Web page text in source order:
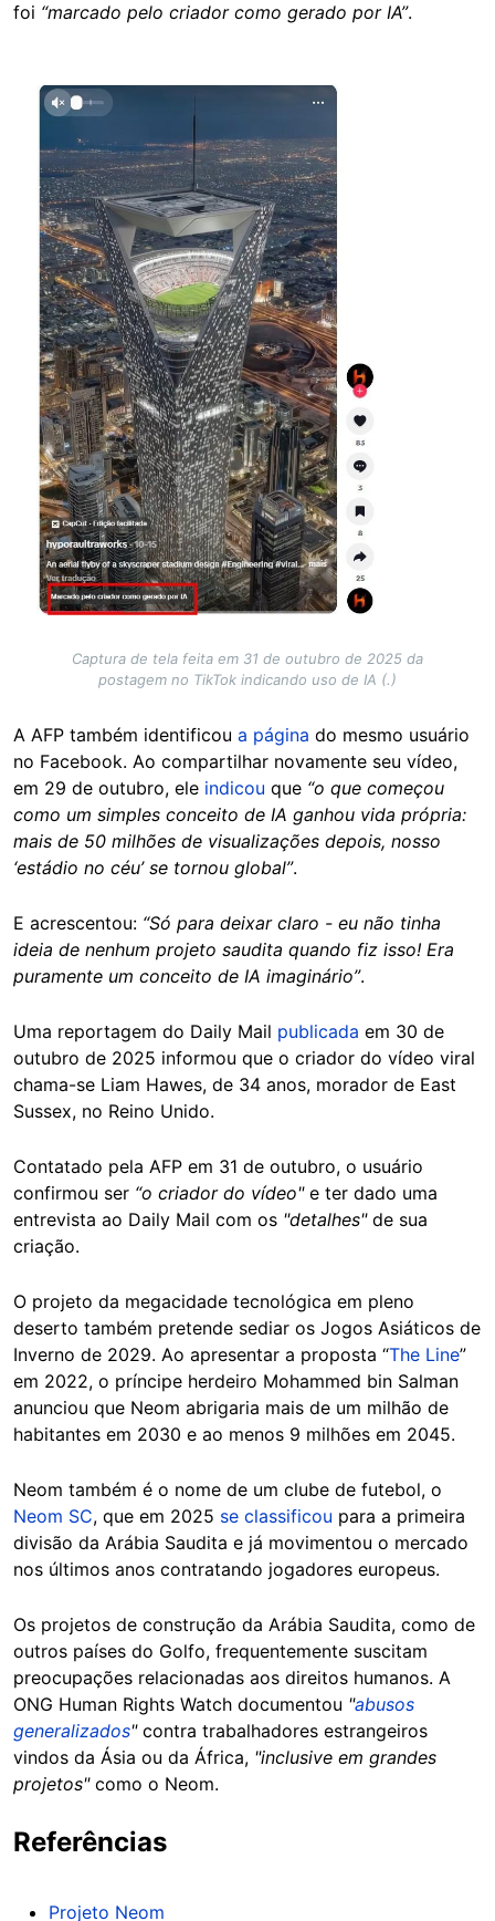
foi “marcado pelo criador como gerado por IA”.
Image
Captura de tela feita em 31 de outubro de 2025 da
postagem no TikTok indicando uso de IA (.)
A AFP também identificou a página do mesmo usuário
no Facebook. Ao compartilhar novamente seu vídeo,
em 29 de outubro, ele indicou que “o que começou
como um simples conceito de IA ganhou vida própria:
mais de 50 milhões de visualizações depois, nosso
‘estádio no céu’ se tornou global”.
E acrescentou: “Só para deixar claro - eu não tinha
ideia de nenhum projeto saudita quando fiz isso! Era
puramente um conceito de IA imaginário”.
Uma reportagem do Daily Mail publicada em 30 de
outubro de 2025 informou que o criador do vídeo viral
chama-se Liam Hawes, de 34 anos, morador de East
Sussex, no Reino Unido.
Contatado pela AFP em 31 de outubro, o usuário
confirmou ser “o criador do vídeo"e ter dado uma
entrevista ao Daily Mail com os "detalhes"de sua
criação.
O projeto da megacidade tecnológica em pleno
deserto também pretende sediar os Jogos Asiáticos de
Inverno de 2029. Ao apresentar a proposta “The Line”
em 2022, o príncipe herdeiro Mohammed bin Salman
anunciou que Neom abrigaria mais de um milhão de
habitantes em 2030 e ao menos 9 milhões em 2045.
Neom também é o nome de um clube de futebol, o
Neom SC, que em 2025 se classificou para a primeira
divisão da Arábia Saudita e já movimentou o mercado
nos últimos anos contratando jogadores europeus.
Os projetos de construção da Arábia Saudita, como de
outros países do Golfo, frequentemente suscitam
preocupações relacionadas aos direitos humanos. A
ONG Human Rights Watch documentou "abusos
generalizados"contra trabalhadores estrangeiros
vindos da Ásia ou da África, "inclusive em grandes
projetos"como o Neom.
Referências
Projeto Neom